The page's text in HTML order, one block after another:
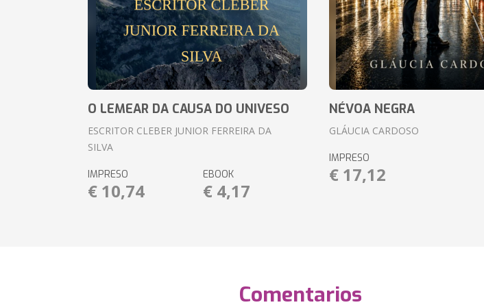
O LEMEAR DA CAUSA DO UNIVESO
ESCRITOR CLEBER JUNIOR FERREIRA DA
SILVA
IMPRESO
€ 10,74
EBOOK
€ 4,17
NÉVOA NEGRA
GLÁUCIA CARDOSO
IMPRESO
€ 17,12
Comentarios